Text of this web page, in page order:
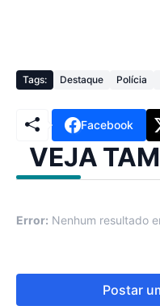
Tags: Destaque Polícia
Facebook
VEJA
Error: Nenhum resultado
Postar